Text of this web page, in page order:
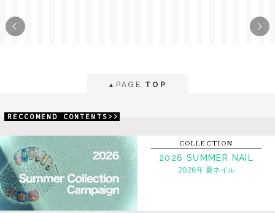
▲ PAGE TOP
RECCOMEND CONTENTS>>
COLLECTION
2026 SUMMER NAIL
2026年 夏ネイル